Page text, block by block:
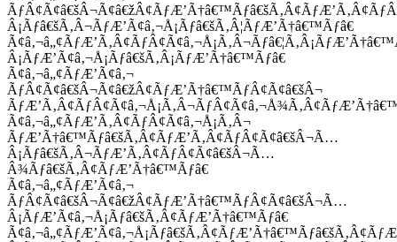
Â¡Ãƒâ€šÃ‚Â¬ÃƒÆ’Ã¢â‚¬Å¡Ãƒâ€šÃ‚Â¦ÃƒÆ’Ã†â€™Ãƒâ€
Â¡ÃƒÆ’Ã¢â‚¬Å¡Ãƒâ€šÃ‚Â¡ÃƒÆ’Ã†â€™Ãƒâ€
Ã¢â‚¬â„¢ÃƒÆ’Ã¢â‚¬
ÃƒÂ¢Ã¢â€šÂ¬Ã¢â€žÂ¢ÃƒÆ’Ã†â€™ÃƒÂ¢Ã¢â€šÂ¬
Ã¢â‚¬â„¢ÃƒÆ’Ã‚Â¢ÃƒÂ¢Ã¢â‚¬Å¡Ã‚Â¬
ÃƒÆ’Ã†â€™Ãƒâ€šÃ‚Â¢ÃƒÆ’Ã‚Â¢ÃƒÂ¢Ã¢â€šÂ¬Ã…
Â¡Ãƒâ€šÃ‚Â¬ÃƒÆ’Ã‚Â¢ÃƒÂ¢Ã¢â€šÂ¬Ã…
Â¾Ãƒâ€šÃ‚Â¢ÃƒÆ’Ã†â€™Ãƒâ€
Ã¢â‚¬â„¢ÃƒÆ’Ã¢â‚¬
ÃƒÂ¢Ã¢â€šÂ¬Ã¢â€žÂ¢ÃƒÆ’Ã†â€™ÃƒÂ¢Ã¢â€šÂ¬Ã…
Â¡ÃƒÆ’Ã¢â‚¬Å¡Ãƒâ€šÃ‚Â¢ÃƒÆ’Ã†â€™Ãƒâ€